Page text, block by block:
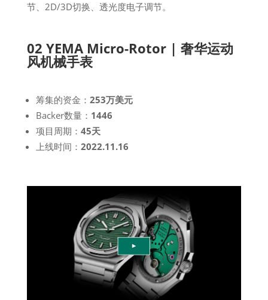
节、2D/3D切换、透光度电子调节。
02 YEMA Micro-Rotor | 奢华运动
风机械手表
筹集的资金： 253万美元
Backer数量： 1446
项目周期： 45天
上线时间： 2022.11.16